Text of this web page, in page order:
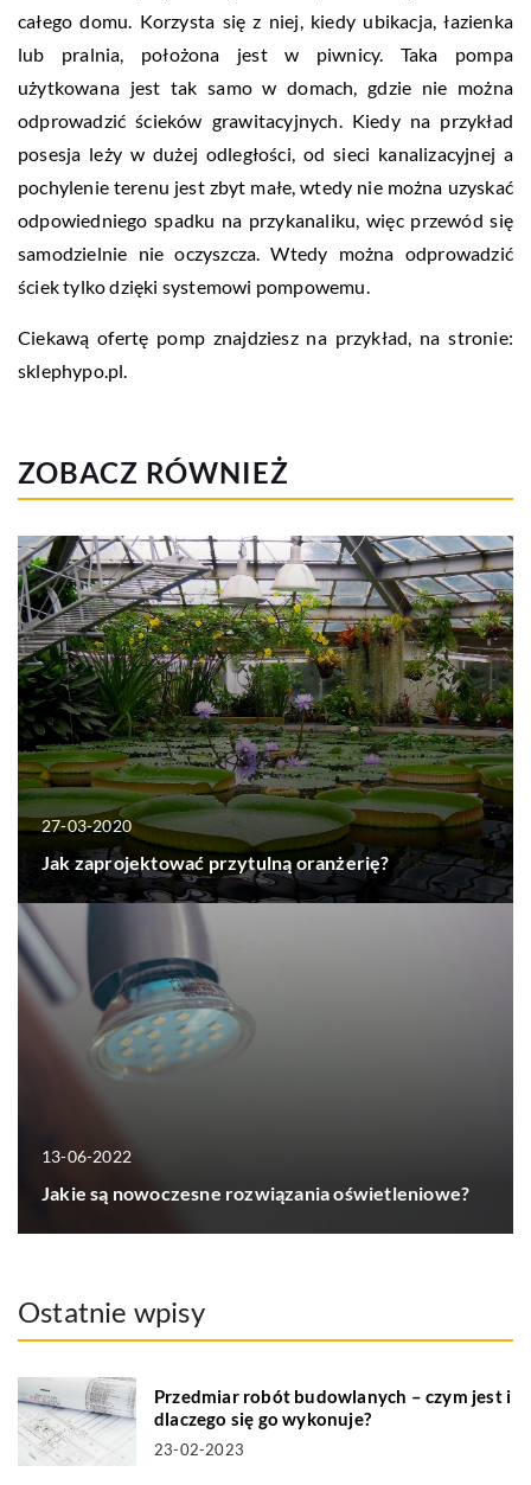
całego domu. Korzysta się z niej, kiedy ubikacja, łazienka
lub pralnia, położona jest w piwnicy. Taka pompa
użytkowana jest tak samo w domach, gdzie nie można
odprowadzić ścieków grawitacyjnych. Kiedy na przykład
posesja leży w dużej odległości, od sieci kanalizacyjnej a
pochylenie terenu jest zbyt małe, wtedy nie można uzyskać
odpowiedniego spadku na przykanaliku, więc przewód się
samodzielnie nie oczyszcza. Wtedy można odprowadzić
ściek tylko dzięki systemowi pompowemu.
Ciekawą ofertę pomp znajdziesz na przykład, na stronie:
sklephypo.pl.
ZOBACZ RÓWNIEŻ
27-03-2020
Jak zaprojektować przytulną oranżerię?
13-06-2022
Jakie są nowoczesne rozwiązania oświetleniowe?
Ostatnie wpisy
Przedmiar robót budowlanych – czym jest i
dlaczego się go wykonuje?
23-02-2023